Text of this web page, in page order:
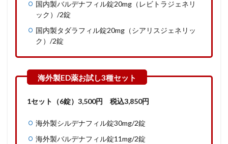
国内製バルデナフィル錠20mg（レビトラジェネリ
ック）/2錠
国内製タダラフィル錠20mg（シアリスジェネリッ
ク）/2錠
1セット（6錠） 3,500円 税込3,850円
海外製シルデナフィル錠30mg/2錠
海外製バルデナフィル錠11mg/2錠